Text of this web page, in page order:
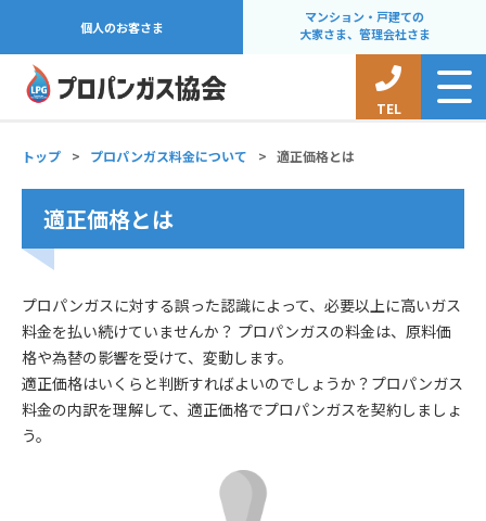
個人のお客さま
マンション・戸建ての
大家さま、管理会社さま
TEL
トップ > プロパンガス料金について > 適正価格とは
適正価格とは
プロパンガスに対する誤った認識によって、必要以上に高いガス
料金を払い続けていませんか？ プロパンガスの料金は、原料価
格や為替の影響を受けて、変動します。
適正価格はいくらと判断すればよいのでしょうか？プロパンガス
料金の内訳を理解して、適正価格でプロパンガスを契約しましょ
う。